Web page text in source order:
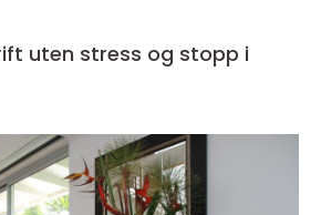
uten stress og stopp i